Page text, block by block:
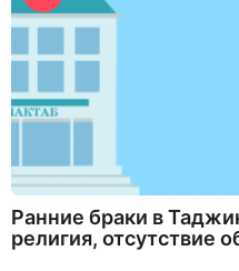
Ранние браки в
религия, отсутствие